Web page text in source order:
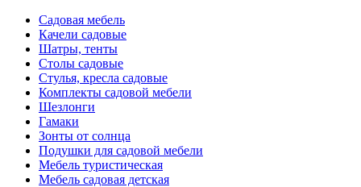
Садовая мебель
Качели садовые
Шатры, тенты
Столы садовые
Стулья, кресла садовые
Комплекты садовой мебели
Шезлонги
Гамаки
Зонты от солнца
Подушки для садовой мебели
Мебель туристическая
Мебель садовая детская